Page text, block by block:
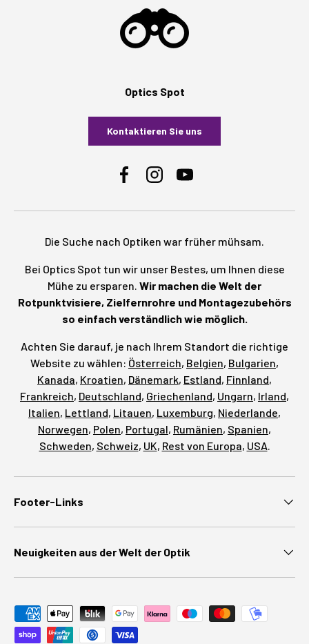
Optics Spot
Kontaktieren Sie uns
FacebookInstagramYouTube
Die Suche nach Optiken war früher mühsam.
Bei Optics Spot tun wir unser Bestes, um Ihnen diese
Mühe zu ersparen. Wir machen die Welt der
Rotpunktvisiere, Zielfernrohre und Montagezubehörs
so einfach verständlich wie möglich.
Achten Sie darauf, je nach Ihrem Standort die richtige
Website zu wählen: Österreich, Belgien, Bulgarien,
Kanada, Kroatien, Dänemark, Estland, Finnland,
Frankreich, Deutschland, Griechenland, Ungarn, Irland,
Italien, Lettland, Litauen, Luxemburg, Niederlande,
Norwegen, Polen, Portugal, Rumänien, Spanien,
Schweden, Schweiz, UK, Rest von Europa, USA
Footer-Links
Neuigkeiten aus der Welt der Optik
Zahlungsmethoden akzeptiert